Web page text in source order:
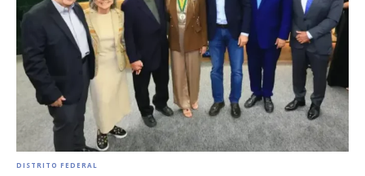
DISTRITO FEDERAL